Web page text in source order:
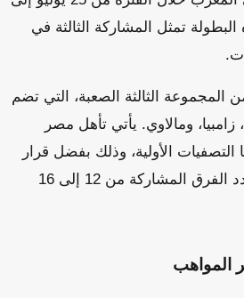
تمثل المشاركة الثالثة في
الثالثة الصعبة، التي تضم
زامبيا، ومالاوي. يأتي تأهل مصر
التصفيات الأولية، وذلك بفضل قرار
الاتحاد الأفريقي بزيادة عدد الفرق المشاركة من 12 إلى 16
المواهب